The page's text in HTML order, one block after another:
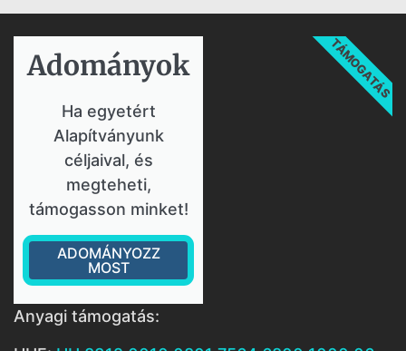
Adományok​
Ha egyetért
Alapítványunk
céljaival, és
megteheti,
támogasson minket!
ADOMÁNYOZZ
MOST
TÁMOGATÁS
Anyagi támogatás: